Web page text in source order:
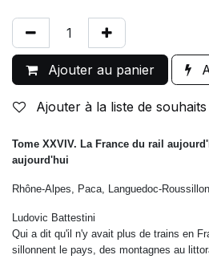
Ajouter au panier
Ajouter à la liste de souhaits
Tome XXVIV. La France du rail
aujourd'hui
Rhône-Alpes, Paca, Languedoc-
Ludovic Battestini
Qui a dit qu'il n'y avait plus de trains en
sillonnent le pays, des montagnes au